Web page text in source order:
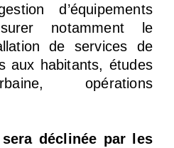
d’équipements
notamment le
de services de
aux habitants, études
opérations
déclinée par les